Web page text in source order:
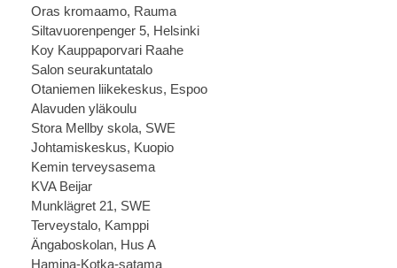
Oras kromaamo, Rauma
Siltavuorenpenger 5, Helsinki
Koy Kauppaporvari Raahe
Salon seurakuntatalo
Otaniemen liikekeskus, Espoo
Alavuden yläkoulu
Stora Mellby skola, SWE
Johtamiskeskus, Kuopio
Kemin terveysasema
KVA Beijar
Munklägret 21, SWE
Terveystalo, Kamppi
Ängaboskolan, Hus A
Hamina-Kotka-satama